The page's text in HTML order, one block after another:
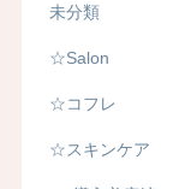
未分類
☆Salon
☆コフレ
☆スキンケア